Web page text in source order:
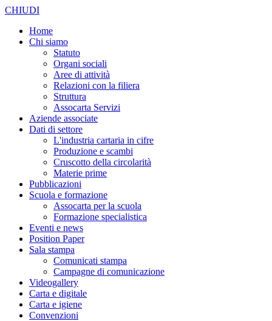
CHIUDI
Home
Chi siamo
Statuto
Organi sociali
Aree di attività
Relazioni con la filiera
Struttura
Assocarta Servizi
Aziende associate
Dati di settore
L'industria cartaria in cifre
Produzione e scambi
Cruscotto della circolarità
Materie prime
Pubblicazioni
Scuola e formazione
Assocarta per la scuola
Formazione specialistica
Eventi e news
Position Paper
Sala stampa
Comunicati stampa
Campagne di comunicazione
Videogallery
Carta e digitale
Carta e igiene
Convenzioni